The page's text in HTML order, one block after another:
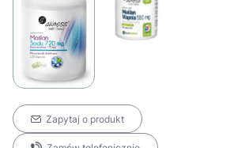
Zapytaj o produkt